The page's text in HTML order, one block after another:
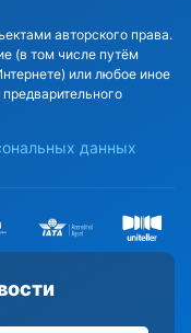
авторского права.
(в том числе путём
или любое иное
данных